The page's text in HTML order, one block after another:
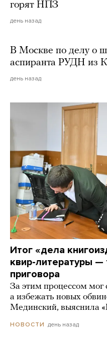
горят НПЗ
день назад
В Москве по делу о
аспиранта РУДН из
день назад
Итог «дела
квир-литературы —
приговора
За этим процессом мог
а избежать новых
Мединский, выяснила
НОВОСТИ день назад